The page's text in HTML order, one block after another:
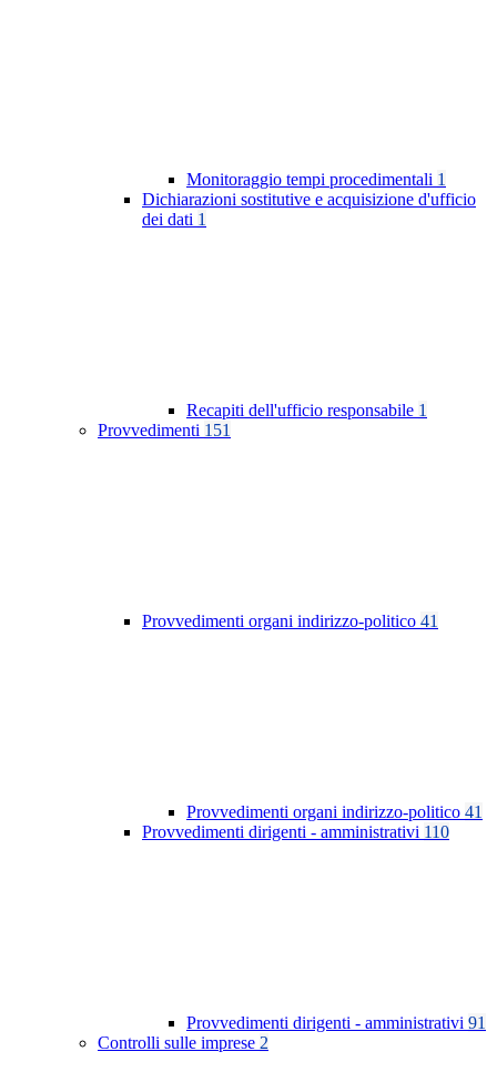
Monitoraggio tempi procedimentali 1
Dichiarazioni sostitutive e acquisizione d'ufficio
dei dati 1
Recapiti dell'ufficio responsabile 1
Provvedimenti 151
Provvedimenti organi indirizzo-politico 41
Provvedimenti organi indirizzo-politico 41
Provvedimenti dirigenti - amministrativi 110
Provvedimenti dirigenti - amministrativi 91
Controlli sulle imprese 2